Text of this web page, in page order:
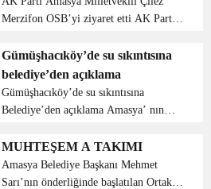
Merzifon OSB’yi ziyaret etti AK Parti
Sanayi ve Teknoloji Bakanı Mustafa
Varank’ın katılımıyla 19 Mart’ta açılışı
yapıla...
Gümüşhacıköy’de su sıkıntısına
belediye’den açıklama
Gümüşhacıköy’de su sıkıntısına
Belediye’den açıklama Amasya’ nın
sıkıntısı nedeni ile belediye açıklama
yaptı. Günümüzde su kullanımının hızla
tüketilmesi...
MUHTEŞEM A TAKIMI
Amasya Belediye Başkanı Mehmet
Sarı’nın önderliğinde başlatılan Ortak